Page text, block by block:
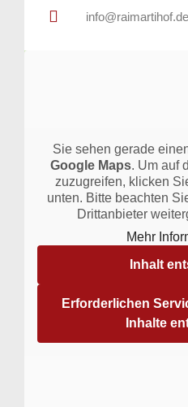
info@raimartihof.de
Sie sehen gerade
Google Maps. Um auf
zuzugreifen, klicken
unten. Bitte beachten
Drittanbieter
Mehr
Inhalt
Erforderlichen
Inhalte